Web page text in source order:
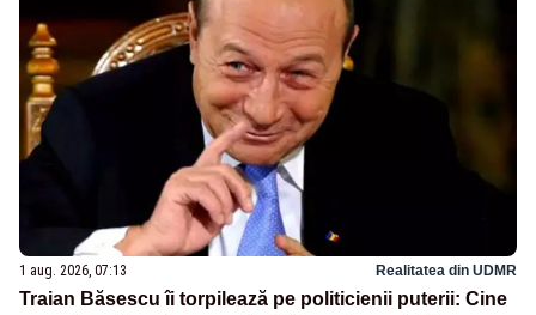
1 aug. 2026, 07:13 Realitatea din UDMR
Traian Băsescu îi torpilează pe politicienii puterii: Cine